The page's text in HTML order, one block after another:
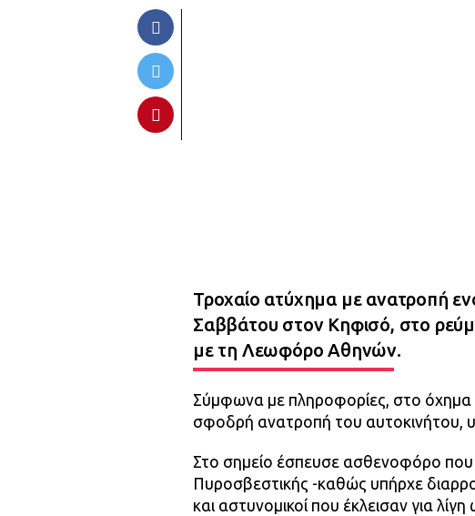
Τροχαίο ατύχημα με ανατροπή
Σαββάτου στον Κηφισό, στο
με τη Λεωφόρο Αθηνών.
Σύμφωνα με πληροφορίες, στο όχημα
σφοδρή ανατροπή του αυτοκινήτου,
Στο σημείο έσπευσε ασθενοφόρο
Πυροσβεστικής -καθώς υπήρχε
και αστυνομικοί που έκλεισαν για